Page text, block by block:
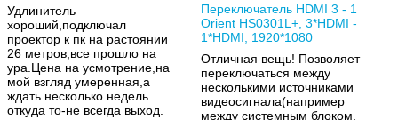
Удлинитель
хороший,подключал
проектор к пк на растоянии
26 метров,все прошло на
ура.Цена на усмотрение,на
мой взгляд умеренная,а
ждать несколько недель
откуда то-не всегда выход.
Переключатель HDMI 3 - 1
Orient HS0301L+, 3*HDMI -
1*HDMI, 1920*1080
Отличная вещь! Позволяет
переключаться между
несколькими источниками
видеосигнала(например
между системным блоком,